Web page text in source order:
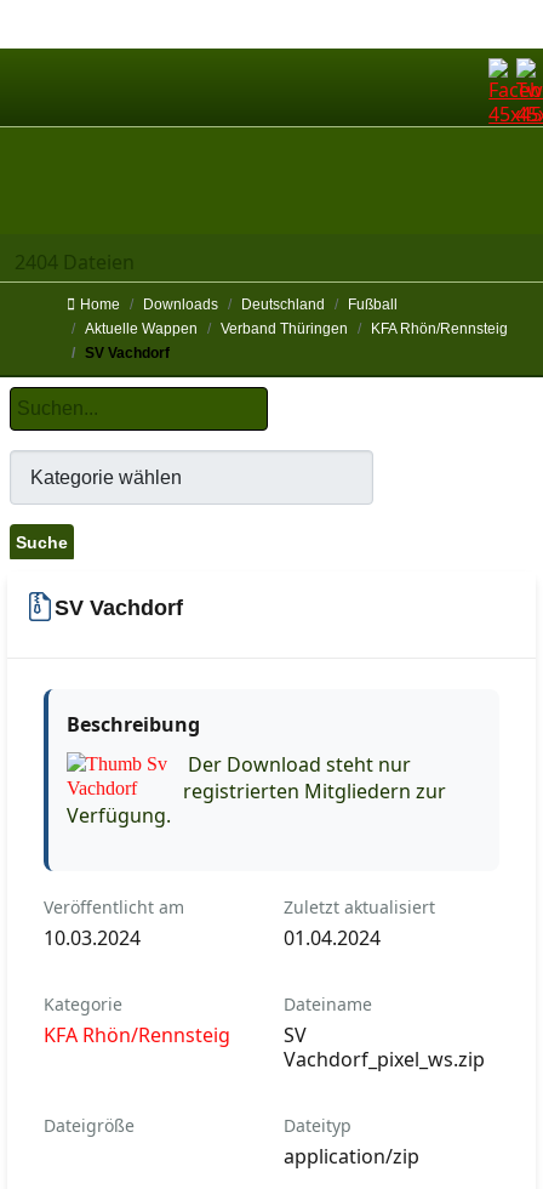
2404 Dateien
Home Downloads Deutschland
Fußball
Aktuelle Wappen
Verband Thüringen
KFA Rhön/Rennsteig
SV Vachdorf
SV Vachdorf
Beschreibung
Der Download steht nur
registrierten Mitgliedern zur
Verfügung.
Veröffentlicht am
10.03.2024
Zuletzt aktualisiert
01.04.2024
Kategorie
KFA Rhön/Rennsteig
Dateiname
SV
Vachdorf_pixel_ws.zip
Dateigröße Dateityp
application/zip